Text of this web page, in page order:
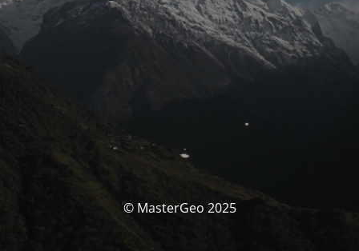
© MasterGeo 2025